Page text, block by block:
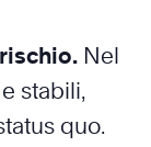
Nel
stabili,
quo.